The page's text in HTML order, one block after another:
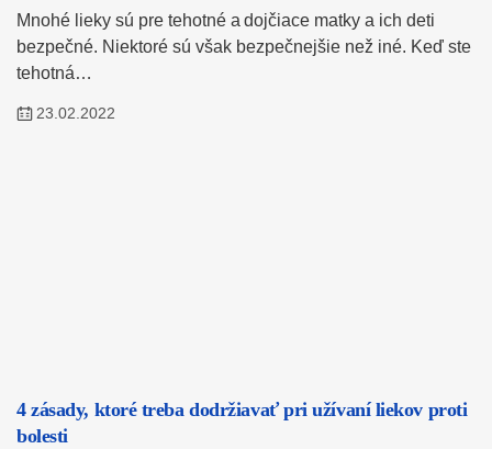
Mnohé lieky sú pre tehotné a dojčiace matky a ich deti
bezpečné. Niektoré sú však bezpečnejšie než iné. Keď ste
tehotná…
23.02.2022
4 zásady, ktoré treba dodržiavať pri užívaní liekov proti
bolesti